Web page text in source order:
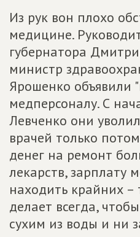
Из рук вон плохо
медицине.
губернатора
министр
Ярошенко объявили
медперсоналу. С
Левченко они
врачей только
денег на ремонт
лекарств, зарплату
находить крайних –
делает всегда,
сухим из воды и ни